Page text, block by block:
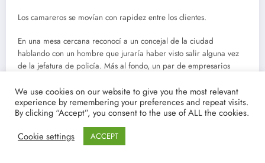
Los camareros se movían con rapidez entre los clientes.
En una mesa cercana reconocí a un concejal de la ciudad
hablando con un hombre que juraría haber visto salir alguna vez
de la jefatura de policía. Más al fondo, un par de empresarios
escuchar nada.
Así funcionaba elBlue Lantern.
Nadie miraba demasiado.
We use cookies on our website to give you the most relevant
experience by remembering your preferences and repeat visits.
By clicking “Accept”, you consent to the use of ALL the cookies.
Cookie settings
ACCEPT